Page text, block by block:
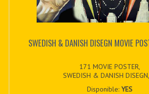
SWEDISH & DANISH DISEGN MOVIE
171 MOVIE POSTER,
SWEDISH & DANISH
Disponible:YES